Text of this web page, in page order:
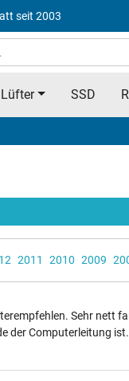
seit 2003
Lüfter SSD
2011 2010 2009
Sehr nett
der Computerleitung ist.